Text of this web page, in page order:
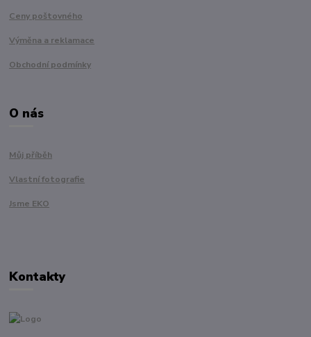
Ceny poštovného
Výměna a reklamace
Obchodní podmínky
O nás
Můj příběh
Vlastní fotografie
Jsme EKO
Kontakty